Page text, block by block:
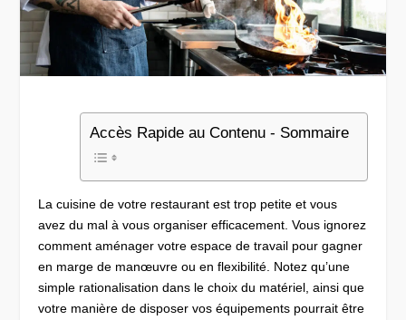
Accès Rapide au Contenu - Sommaire
La cuisine de votre restaurant est trop petite et vous
avez du mal à vous organiser efficacement. Vous ignorez
comment aménager votre espace de travail pour gagner
en marge de manœuvre ou en flexibilité. Notez qu’une
simple rationalisation dans le choix du matériel, ainsi que
votre manière de disposer vos équipements pourrait être